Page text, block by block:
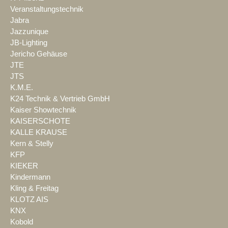
Veranstaltungstechnik
Jabra
Jazzunique
JB-Lighting
Jericho Gehäuse
JTE
JTS
K.M.E.
K24 Technik & Vertrieb GmbH
Kaiser Showtechnik
KAISERSCHOTE
KALLE KRAUSE
Kern & Stelly
KFP
KIEKER
Kindermann
Kling & Freitag
KLOTZ AIS
KNX
Kobold